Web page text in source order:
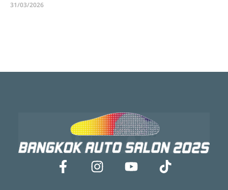
31/03/2026